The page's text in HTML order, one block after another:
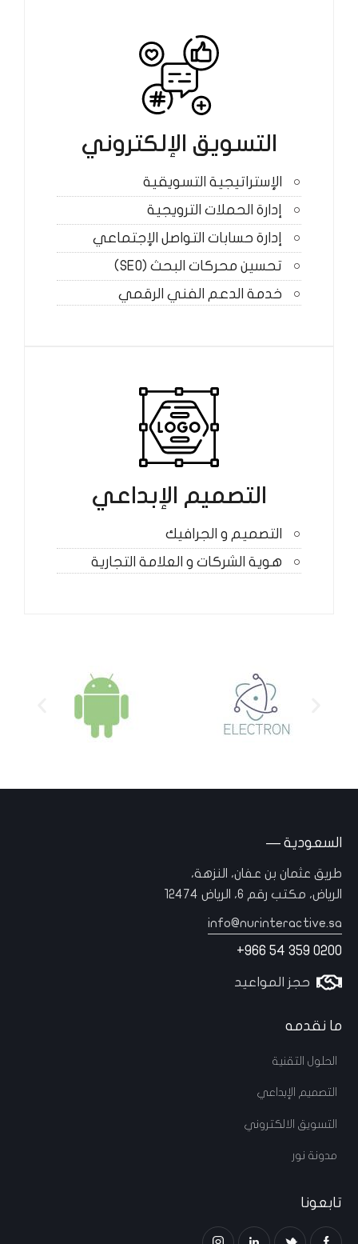
التسويق الإلكتروني
الإستراتيجية التسويقية
إدارة الحملات الترويجية
إدارة حسابات التواصل الإجتماعي
تحسين محركات البحث (SEO)
خدمة الدعم الفني الرقمي
التصميم الإبداعي
التصميم و الجرافيك
هوية الشركات و العلامة التجارية
السعودية —
طريق عثمان بن عفان، النزهة،
الرياض، مكتب رقم 6، الرياض 12474
info@nurinteractive.sa
+966 54 359 0200
حجز المواعيد
ما نقدمه
الحلول التقنية
التصميم الإبداعي
التسويق الالكتروني
مدونة نور
تابعونا